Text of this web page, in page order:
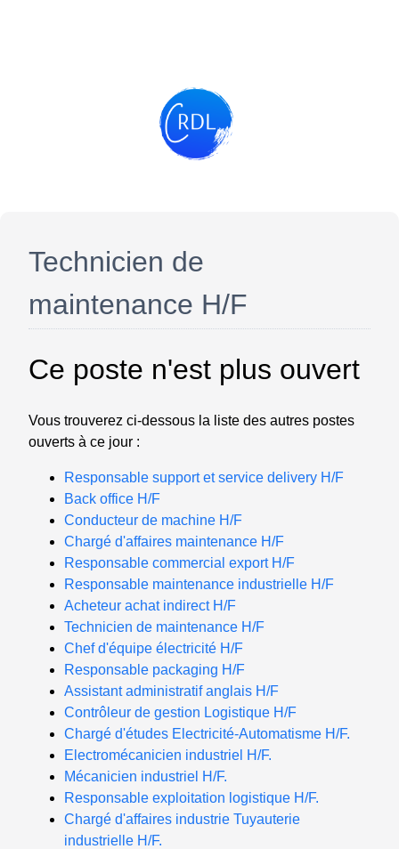
Technicien de
maintenance H/F
Ce poste n'est plus ouvert
Vous trouverez ci-dessous la liste des autres postes
ouverts à ce jour :
Responsable support et service delivery H/F
Back office H/F
Conducteur de machine H/F
Chargé d'affaires maintenance H/F
Responsable commercial export H/F
Responsable maintenance industrielle H/F
Acheteur achat indirect H/F
Technicien de maintenance H/F
Chef d'équipe électricité H/F
Responsable packaging H/F
Assistant administratif anglais H/F
Contrôleur de gestion Logistique H/F
Chargé d'études Electricité-Automatisme H/F.
Electromécanicien industriel H/F.
Mécanicien industriel H/F.
Responsable exploitation logistique H/F.
Chargé d'affaires industrie Tuyauterie
industrielle H/F.